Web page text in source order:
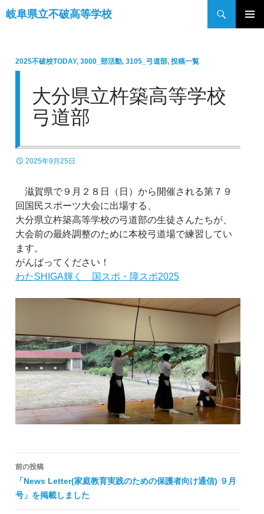
岐阜県立不破高等学校
検
索
2025不破校TODAY, 3000_部活動, 3105_弓道部, 投稿一覧
大分県立杵築高等学校
弓道部
2025年9月25日
滋賀県で９月２８日（日）から開催される第７９
回国民スポーツ大会に出場する、
大分県立杵築高等学校の弓道部の生徒さんたちが、
大会前の最終調整のために本校弓道場で練習してい
ます。
がんばってください！
わたSHIGA輝く
国スポ・障スポ2025
投
稿
ナ
前の投稿
「News Letter(家庭教育実践のための保護者向け通信) ９月
号」を掲載しました